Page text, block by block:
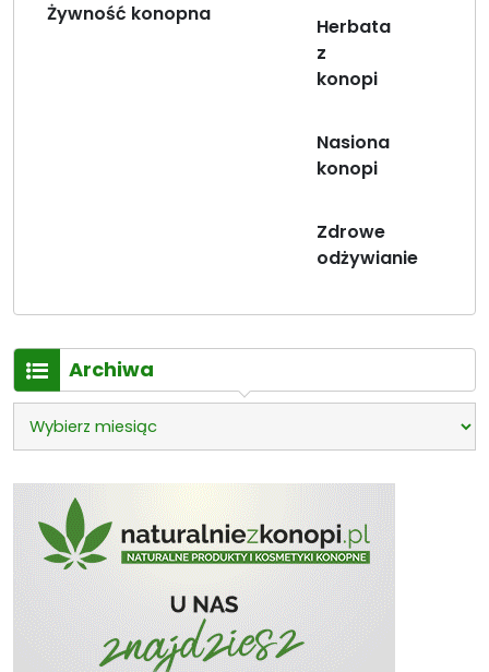
Żywność konopna
Herbata
z
konopi
Nasiona
konopi
Zdrowe
odżywianie
Archiwa
Archiwa